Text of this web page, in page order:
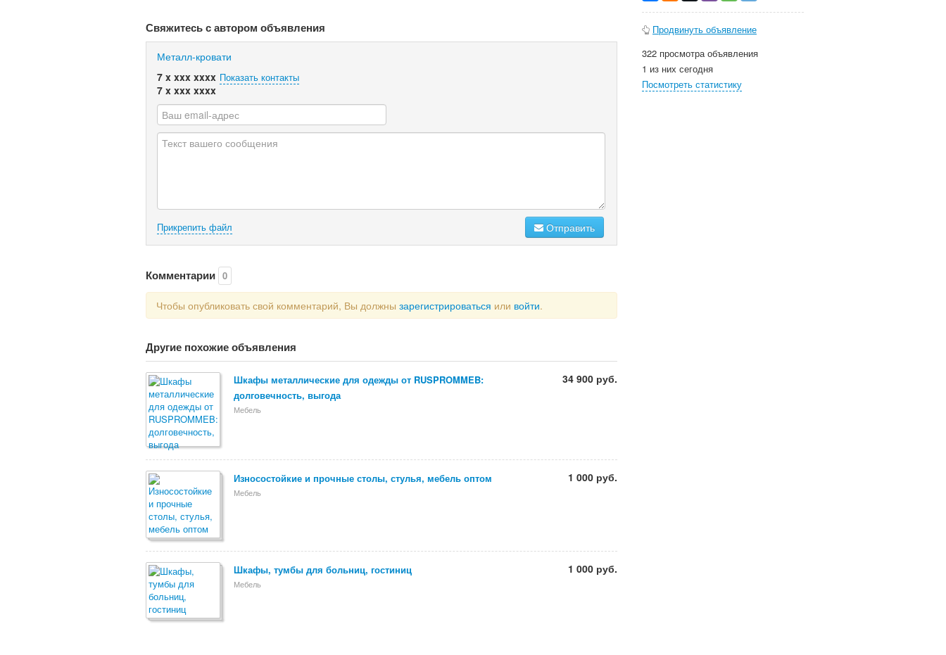
Свяжитесь с автором объявления
Металл-кровати
7 x xxx xxxx Показать контакты
7 x xxx xxxx
Прикрепить файл Отправить
Комментарии 0
Чтобы опубликовать свой комментарий, Вы должны зарегистрироваться или войти.
Другие похожие объявления
Шкафы металлические для одежды от RUSPROMMEB:
долговечность, выгода
Мебель
34 900 руб.
Износостойкие и прочные столы, стулья, мебель оптом
Мебель
1 000 руб.
Шкафы, тумбы для больниц, гостиниц
Мебель
1 000 руб.
Продвинуть объявление
322 просмотра объявления
1 из них сегодня
Посмотреть статистику